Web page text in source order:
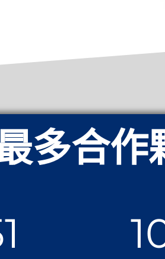
多合作